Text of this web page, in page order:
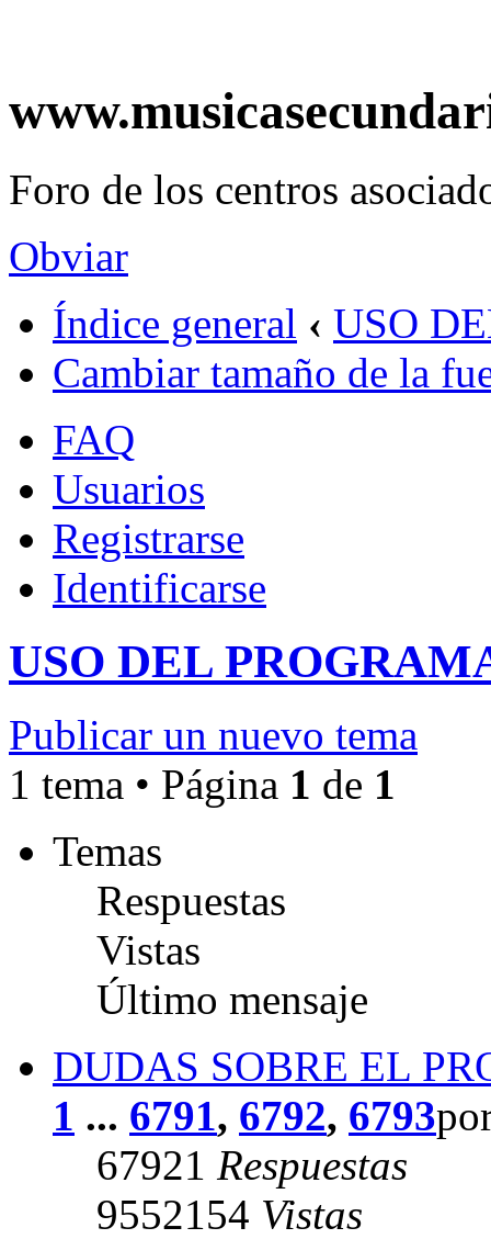
Foro de los centros
Obviar
Índice general ‹ USO
Cambiar tamaño de la
FAQ
Usuarios
Registrarse
Identificarse
USO DEL
Publicar un nuevo tema
1 tema • Página 1 de 1
Temas
Respuestas
Vistas
Último mensaje
DUDAS SOBRE EL
1 ... 6791, 6792, 6793
67921 Respuestas
9552154 Vistas